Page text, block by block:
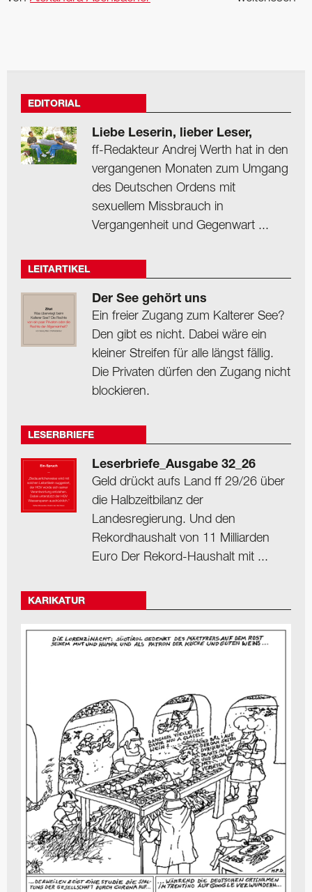
EDITORIAL
Liebe Leserin, lieber Leser,
ff-Redakteur Andrej Werth hat in den
vergangenen Monaten zum Umgang
des Deutschen Ordens mit
sexuellem Missbrauch in
Vergangenheit und Gegenwart ...
LEITARTIKEL
Der See gehört uns
Ein freier Zugang zum Kalterer See?
Den gibt es nicht. Dabei wäre ein
kleiner Streifen für alle längst fällig.
Die Privaten dürfen den Zugang nicht
blockieren.
LESERBRIEFE
Leserbriefe_Ausgabe 32_26
Geld drückt aufs Land ff 29/26 über
die Halbzeitbilanz der
Landesregierung. Und den
Rekordhaushalt von 11 Milliarden
Euro Der Rekord-Haushalt mit ...
KARIKATUR